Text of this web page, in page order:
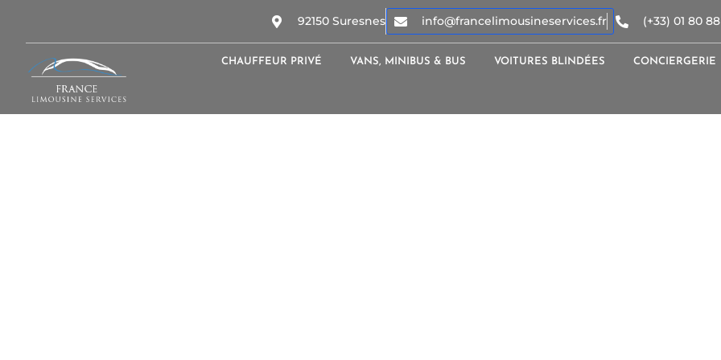
92150 Suresnes info@francelimousineservices.fr (+33) 01 80
CHAUFFEUR PRIVÉ VANS, MINIBUS & BUS VOITURES BLINDÉES CONCIERGERIE